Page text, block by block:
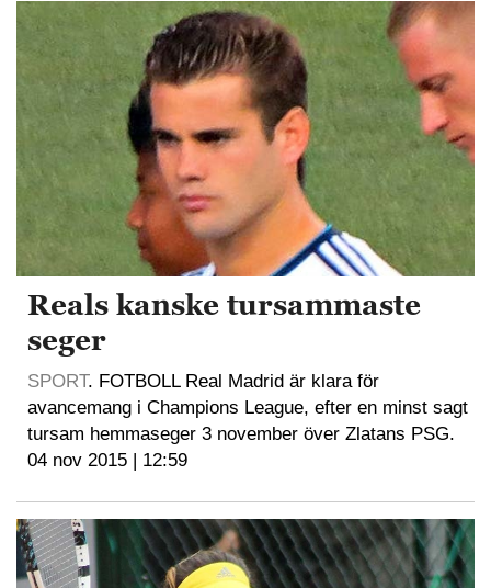
Reals kanske tursammaste
seger
SPORT. FOTBOLL Real Madrid är klara för
avancemang i Champions League, efter en minst sagt
tursam hemmaseger 3 november över Zlatans PSG.
04 nov 2015 | 12:59